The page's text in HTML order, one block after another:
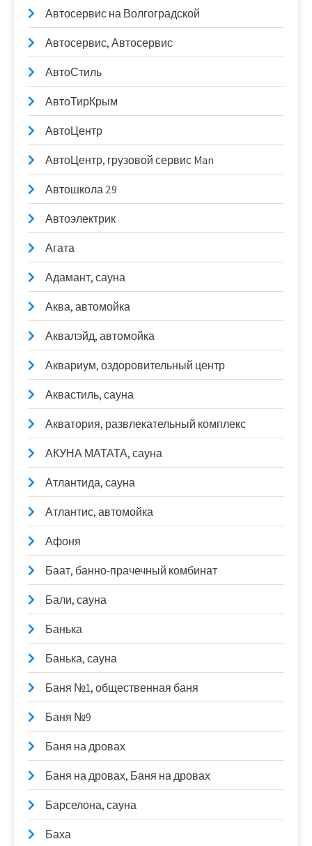
Автосервис на Волгоградской
Автосервис, Автосервис
АвтоСтиль
АвтоТирКрым
АвтоЦентр
АвтоЦентр, грузовой сервис Man
Автошкола 29
Автоэлектрик
Агата
Адамант, сауна
Аква, автомойка
Аквалэйд, автомойка
Аквариум, оздоровительный центр
Аквастиль, сауна
Акватория, развлекательный комплекс
АКУНА МАТАТА, сауна
Атлантида, сауна
Атлантис, автомойка
Афоня
Баат, банно-прачечный комбинат
Бали, сауна
Банька
Банька, сауна
Баня №1, общественная баня
Баня №9
Баня на дровах
Баня на дровах, Баня на дровах
Барселона, сауна
Баха